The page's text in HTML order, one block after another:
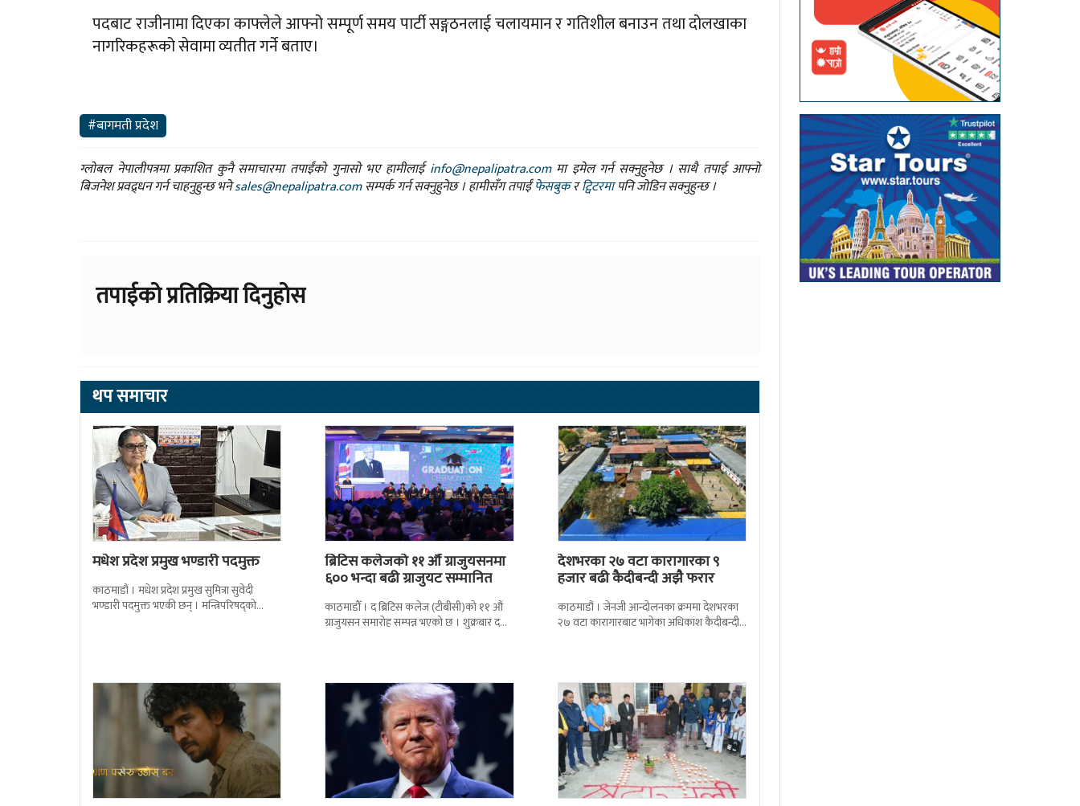
पदबाट राजीनामा दिएका काफ्लेले आफ्नो सम्पूर्ण समय पार्टी सङ्गठनलाई चलायमान र गतिशील बनाउन तथा दोलखाका
नागरिकहरूको सेवामा व्यतीत गर्ने बताए।
#बागमती प्रदेश
ग्लोबल नेपालीपत्रमा प्रकाशित कुनै समाचारमा तपाईंको गुनासो भए हामीलाईinfo@nepalipatra.comमा इमेल गर्न सक्नुहुनेछ । साथै तपाई आफ्नो
बिजनेश प्रवद्र्धन गर्न चाहनुहुन्छ भनेsales@nepalipatra.comसम्पर्क गर्न सक्नुहुनेछ । हामीसँग तपाईंफेसबुकरट्विटरमापनि जोडिन सक्नुहुन्छ ।
तपाईको प्रतिक्रिया दिनुहोस
थप समाचार
मधेश प्रदेश प्रमुख भण्डारी पदमुक्त
काठमाडौं । मधेश प्रदेश प्रमुख सुमित्रा सुवेदी
भण्डारी पदमुक्त भएकी छन् । मन्त्रिपरिषद्को
ब्रिटिस कलेजको ११ औँ ग्राजुयसनमा
६०० भन्दा बढी ग्राजुयट सम्मानित
काठमाडौँ । द ब्रिटिस कलेज (टीबीसी)को ११ औं
ग्राजुयसन समारोह सम्पन्न भएको छ । शुक्रबार द
देशभरका २७ वटा कारागारका ९
हजार बढी कैदीबन्दी अझै फरार
काठमाडौं । जेनजी आन्दोलनका क्रममा देशभरका
२७ वटा कारागारबाट भागेका अधिकांश कैदीबन्दी